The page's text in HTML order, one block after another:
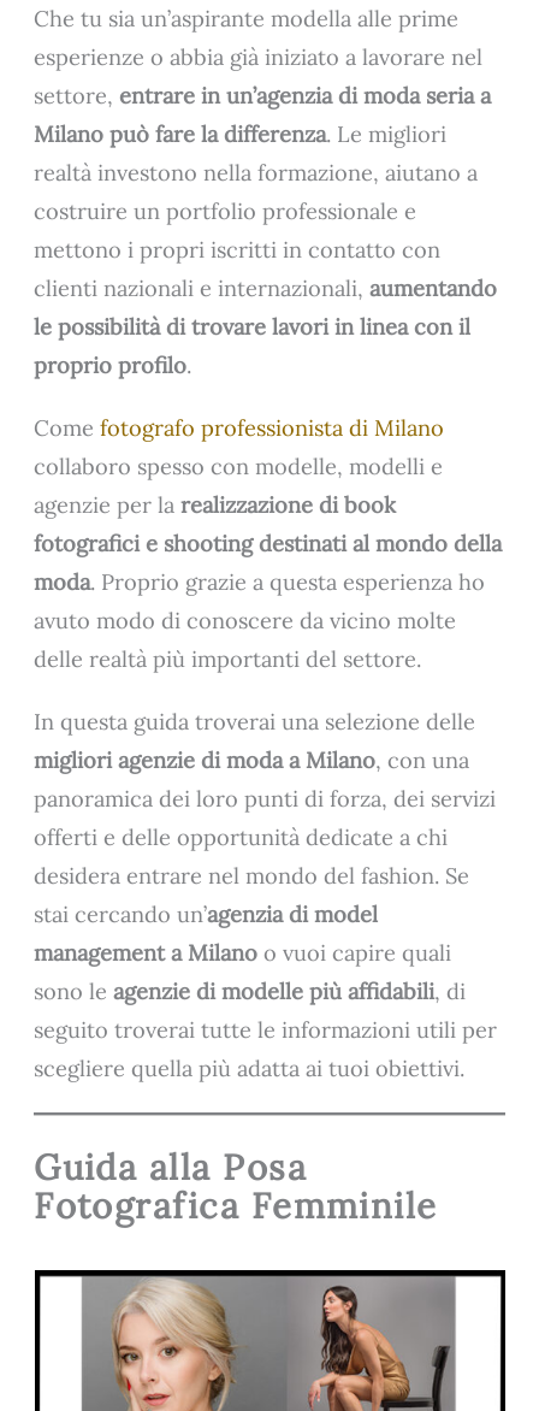
Che tu sia un’aspirante modella alle prime
esperienze o abbia già iniziato a lavorare nel
settore,entrare in un’agenzia di moda seria a
Milano può fare la differenza. Le migliori
realtà investono nella formazione, aiutano a
costruire un portfolio professionale e
mettono i propri iscritti in contatto con
clienti nazionali e internazionali,aumentando
le possibilità di trovare lavori in linea con il
proprio profilo.
Comefotografo professionista di Milano
collaboro spesso con modelle, modelli e
agenzie per larealizzazione di book
fotografici e shooting destinati al mondo della
moda. Proprio grazie a questa esperienza ho
avuto modo di conoscere da vicino molte
delle realtà più importanti del settore.
In questa guida troverai una selezione delle
migliori agenzie di moda a Milano, con una
panoramica dei loro punti di forza, dei servizi
offerti e delle opportunità dedicate a chi
desidera entrare nel mondo del fashion. Se
stai cercando un’agenzia di model
management a Milano o vuoi capire quali
sono leagenzie di modelle più affidabili, di
seguito troverai tutte le informazioni utili per
scegliere quella più adatta ai tuoi obiettivi.
Guida alla Posa
Fotografica Femminile